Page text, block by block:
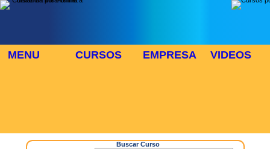
MENU CURSOS EMPRESA VIDEOS
Buscar Curso